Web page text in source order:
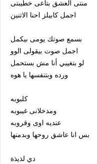
منتى العشق بتاعى خطيبتى
اجمل كابيلز احنا الاتنين
بسمع صوتك يومى بيكمل
اجمل صوت بيقولى الوو
لو بتغيبي أنا مش بستحمل
ورده وبتنفسها يا هوه
كلبوبه
ومدخلانى غيبوبه
عنديه اوى وقروبه
بس انا عاشق روحها وبدمنها
دي لذيذة